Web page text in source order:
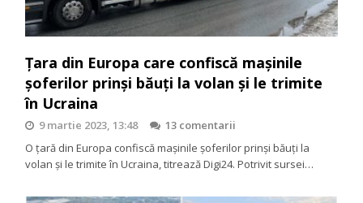
Țara din Europa care confiscă mașinile
șoferilor prinși băuți la volan și le trimite
în Ucraina
9 martie 2023, 13:48
13 comentarii
O țară din Europa confiscă mașinile șoferilor prinși băuți la
volan și le trimite în Ucraina, titrează Digi24. Potrivit sursei…